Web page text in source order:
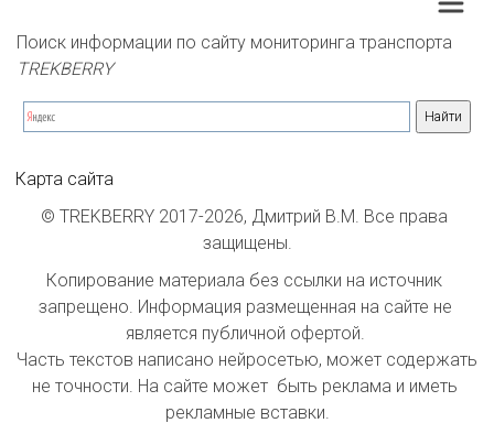
Поиск информации по сайту мониторинга транспорта
TREKBERRY
Карта сайта
© TREKBERRY 2017-2026, Дмитрий В.М. Все права
защищены.
Копирование материала без ссылки на источник
запрещено. Информация размещенная на сайте не
является публичной офертой.
Часть текстов написано нейросетью, может содержать
не точности. На сайте может  быть реклама и иметь
рекламные вставки.